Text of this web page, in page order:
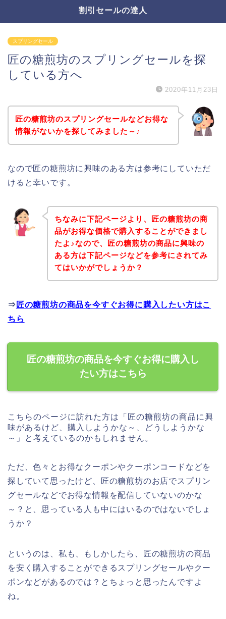
割引セールの達人
スプリングセール
匠の糖煎坊のスプリングセールを探
している方へ
2020年11月23日
匠の糖煎坊のスプリングセールなどお得な
情報がないかを探してみました～♪
なので匠の糖煎坊に興味のある方は参考にしていただ
けると幸いです。
ちなみに下記ページより、匠の糖煎坊の商
品がお得な価格で購入することができまし
たよ♪なので、匠の糖煎坊の商品に興味の
ある方は下記ページなどを参考にされてみ
てはいかがでしょうか？
⇒ 匠の糖煎坊の商品を今すぐお得に購入したい方はこ
ちら
匠の糖煎坊の商品を今すぐお得に購入し
たい方はこちら
こちらのページに訪れた方は「匠の糖煎坊の商品に興
味があるけど、購入しようかな～、どうしようかな
～」と考えているのかもしれません。
ただ、色々とお得なクーポンやクーポンコードなどを
探していて思ったけど、匠の糖煎坊のお店でスプリン
グセールなどでお得な情報を配信していないのかな
～？と、思っている人も中にはいるのではないでしょ
うか？
というのは、私も、もしかしたら、匠の糖煎坊の商品
を安く購入することができるスプリングセールやクー
ポンなどがあるのでは？とちょっと思ったんですよ
ね。